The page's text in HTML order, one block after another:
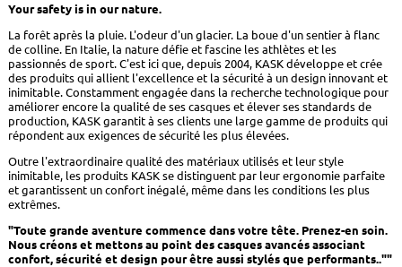
Your safety is in our nature.
La forêt après la pluie. L'odeur d'un glacier. La boue d'un sentier à flanc
de colline. En Italie, la nature défie et fascine les athlètes et les
passionnés de sport. C'est ici que, depuis 2004, KASK développe et crée
des produits qui allient l'excellence et la sécurité à un design innovant et
inimitable. Constamment engagée dans la recherche technologique pour
améliorer encore la qualité de ses casques et élever ses standards de
production, KASK garantit à ses clients une large gamme de produits qui
répondent aux exigences de sécurité les plus élevées.
Outre l'extraordinaire qualité des matériaux utilisés et leur style
inimitable, les produits KASK se distinguent par leur ergonomie parfaite
et garantissent un confort inégalé, même dans les conditions les plus
extrêmes.
"Toute grande aventure commence dans votre tête. Prenez-en soin.
Nous créons et mettons au point des casques avancés associant
confort, sécurité et design pour être aussi stylés que performants..""